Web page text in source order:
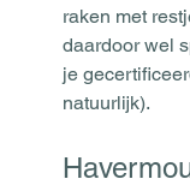
raken met
daardoor wel
je
natuurlijk).